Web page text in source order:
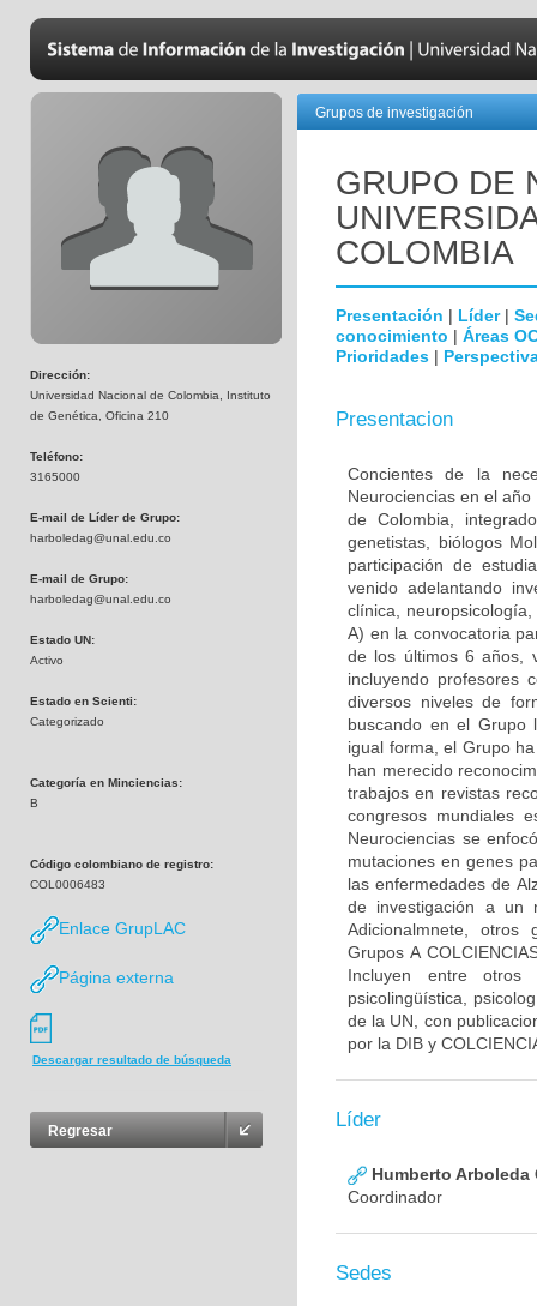
Dirección:
Universidad Nacional de Colombia, Instituto
de Genética, Oficina 210
Teléfono:
3165000
E-mail de Líder de Grupo:
harboledag@unal.edu.co
E-mail de Grupo:
harboledag@unal.edu.co
Estado UN:
Activo
Estado en Scienti:
Categorizado
Categoría en Minciencias:
B
Código colombiano de registro:
COL0006483
Enlace GrupLAC
Página externa
Descargar resultado de búsqueda
Regresar
Grupos de investigación
GRUPO DE
COLOMBIA
Presentación | Líder|
conocimiento | Áreas
Prioridades |
Presentacion
Concientes de la
Neurociencias en el
de Colombia,
genetistas, biólogos
participación de
venido adelantando
clínica,
A) en la convocatoria
de los últimos 6 años,
incluyendo profesores
diversos niveles de
buscando en el Grupo
igual forma, el Grupo
han merecido
trabajos en revistas
congresos mundiales
Neurociencias se
mutaciones en genes
las enfermedades de
de investigación a un
Adicionalmnete, otros
Grupos A
Incluyen entre otros
psicolingüística,
de la UN, con
por la DIB y
Líder
Humberto Arboleda
Coordinador
Sedes